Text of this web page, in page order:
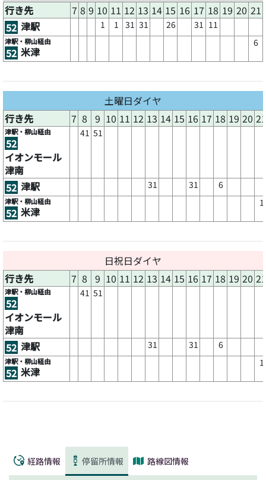
行き先
7 8 9 10 11 12 13 14 15 16 17 18 19 20 21
52 津駅 1 1 31 31 26 31 11
津駅・柳山経由
52 米津
6
土曜日ダイヤ
行き先
7 8 9 10 11 12 13 14 15 16 17 18 19 20 21
津駅・柳山経由
52
イオンモール
津南
41 51
52 津駅 31 31 6
津駅・柳山経由
52 米津
1
日祝日ダイヤ
行き先
7 8 9 10 11 12 13 14 15 16 17 18 19 20 21
津駅・柳山経由
52
イオンモール
津南
41 51
52 津駅 31 31 6
津駅・柳山経由
52 米津
1
経路情報 停留所情報 路線図情報